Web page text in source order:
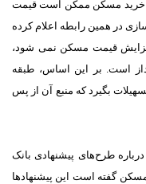
خرید مسکن ممکن است قیمت
در همین رابطه اعلام کرده
قیمت مسکن نمی شود،
است. بر این اساس، طبقه
را تسهیلات بگیرد که منبع آن از پس
طرح‌های پیشنهادی بانک
گفته است این پیشنهادها